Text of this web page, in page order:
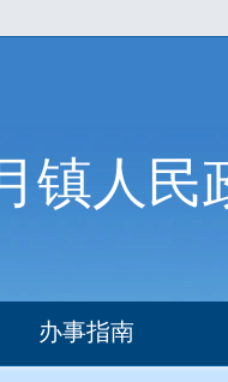
镇人民
办事指南